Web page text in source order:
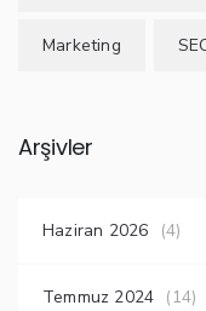
Marketing
Arşivler
Haziran 2026 (4)
Temmuz 2024 (14)